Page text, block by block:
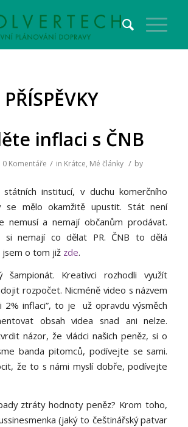
PŘÍSPĚVKY
inflaci s ČNB
0 Komentáře / in Krátce, Mé články / by
institucí, v duchu komerčního
se mělo okamžitě upustit. Stát není
nemusí a nemají občanům prodávat.
si nemají co dělat PR. ČNB to dělá
jsem o tom již zde.
šampionát. Kreativci rozhodli využít
rozpočet. Nicméně video s názvem
2% inflaci”, to je už opravdu výsměch
obsah videa snad ani nelze.
názor, že vládci našich peněz, si o
banda pitomců, podívejte se sami.
že to s námi myslí dobře, podívejte
ztráty hodnoty peněz? Krom toho,
(jaký to češtinářský patvar